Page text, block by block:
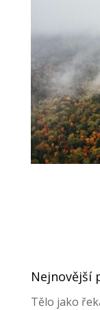
Nejnovější
Tělo jako